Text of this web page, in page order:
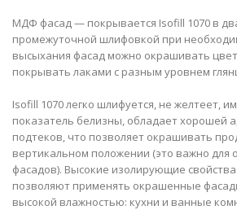
МДФ фасад — покрывается Isofill 1070 в
промежуточной шлифовкой при
высыхания фасад можно окрашивать
покрывать лаками с разным уровнем
Isofill 1070 легко шлифуется, не желтеет,
показатель белизны, обладает хорошей
подтеков, что позволяет окрашивать
вертикальном положении (это важно для
фасадов). Высокие изолирующие
позволяют применять окрашенные
высокой влажностью: кухни и ванные